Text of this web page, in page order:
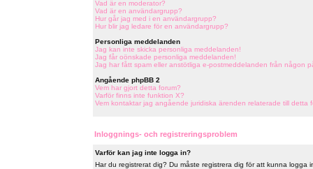
Vad är en moderator?
Vad är en användargrupp?
Hur går jag med i en användargrupp?
Hur blir jag ledare för en användargrupp?
Personliga meddelanden
Jag kan inte skicka personliga meddelanden!
Jag får oönskade personliga meddelanden!
Jag har fått spam eller anstötliga e-postmeddelanden från någon
Angående phpBB 2
Vem har gjort detta forum?
Varför finns inte funktion X?
Vem kontaktar jag angående juridiska ärenden relaterade till detta
Inloggnings- och registreringsproblem
Varför kan jag inte logga in?
Har du registrerat dig? Du måste registrera dig för att kunna